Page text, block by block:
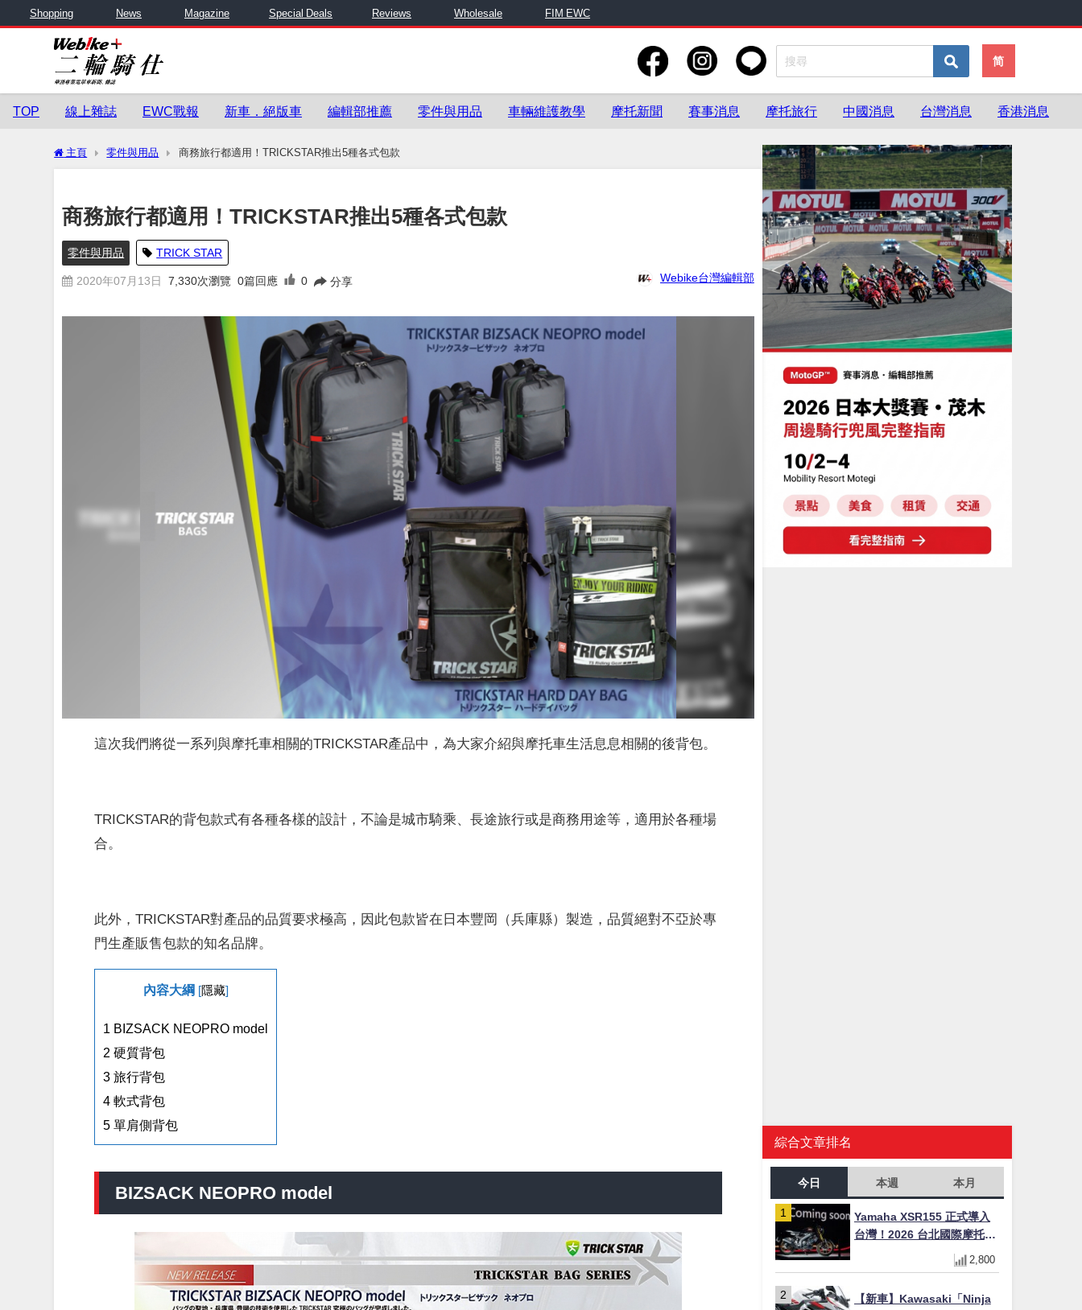
Shopping News Magazine Special Deals Reviews Wholesale FIM EWC
简
TOP 線上雜誌 EWC戰報 新車．絕版車 編輯部推薦 零件與用品 車輛維護教學 摩托新聞 賽事消息 摩托旅行 中國消息 台灣消息 香港消息
主頁 零件與用品 商務旅行都適用！TRICKSTAR推出5種各式包款
商務旅行都適用！TRICKSTAR推出5種各式包款
零件與用品 TRICK STAR
2020年07月13日 7,330次瀏覽 0篇回應 0 分享 Webike台灣編輯部
這次我們將從一系列與摩托車相關的TRICKSTAR產品中，為大家介紹與摩托車生活息息相關的後背包。
TRICKSTAR的背包款式有各種各樣的設計，不論是城市騎乘、長途旅行或是商務用途等，適用於各種場
合。
此外，TRICKSTAR對產品的品質要求極高，因此包款皆在日本豐岡（兵庫縣）製造，品質絕對不亞於專
門生產販售包款的知名品牌。
內容大綱 隱藏]
1 BIZSACK NEOPRO model
2 硬質背包
3 旅行背包
4 軟式背包
5 單肩側背包
BIZSACK NEOPRO model
綜合文章排名
今日 本週 本月
Yamaha XSR155 正式導入
台灣！2026 台北國際摩托車
展亮相，70 週年紀念版
YZF-R 系列限量追加販售
2,800
【新車】Kawasaki「Ninja